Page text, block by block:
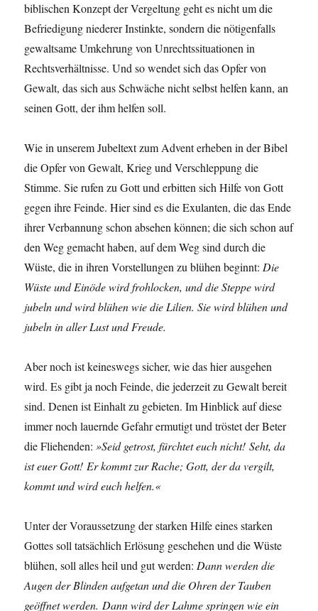
biblischen Konzept der Vergeltung geht es nicht um die
Befriedigung niederer Instinkte, sondern die nötigenfalls
gewaltsame Umkehrung von Unrechtssituationen in
Rechtsverhältnisse. Und so wendet sich das Opfer von
Gewalt, das sich aus Schwäche nicht selbst helfen kann, an
seinen Gott, der ihm helfen soll.
Wie in unserem Jubeltext zum Advent erheben in der Bibel
die Opfer von Gewalt, Krieg und Verschleppung die
Stimme. Sie rufen zu Gott und erbitten sich Hilfe von Gott
gegen ihre Feinde. Hier sind es die Exulanten, die das Ende
ihrer Verbannung schon absehen können; die sich schon auf
den Weg gemacht haben, auf dem Weg sind durch die
Wüste, die in ihren Vorstellungen zu blühen beginnt: Die
Wüste und Einöde wird frohlocken, und die Steppe wird
jubeln und wird blühen wie die Lilien. Sie wird blühen und
jubeln in aller Lust und Freude.
Aber noch ist keineswegs sicher, wie das hier ausgehen
wird. Es gibt ja noch Feinde, die jederzeit zu Gewalt bereit
sind. Denen ist Einhalt zu gebieten. Im Hinblick auf diese
immer noch lauernde Gefahr ermutigt und tröstet der Beter
die Fliehenden:»Seid getrost, fürchtet euch nicht! Seht, da
ist euer Gott! Er kommt zur Rache; Gott, der da vergilt,
kommt und wird euch helfen.«
Unter der Voraussetzung der starken Hilfe eines starken
Gottes soll tatsächlich Erlösung geschehen und die Wüste
blühen, soll alles heil und gut werden: Dann werden die
Augen der Blinden aufgetan und die Ohren der Tauben
geöffnet werden. Dann wird der Lahme springen wie ein